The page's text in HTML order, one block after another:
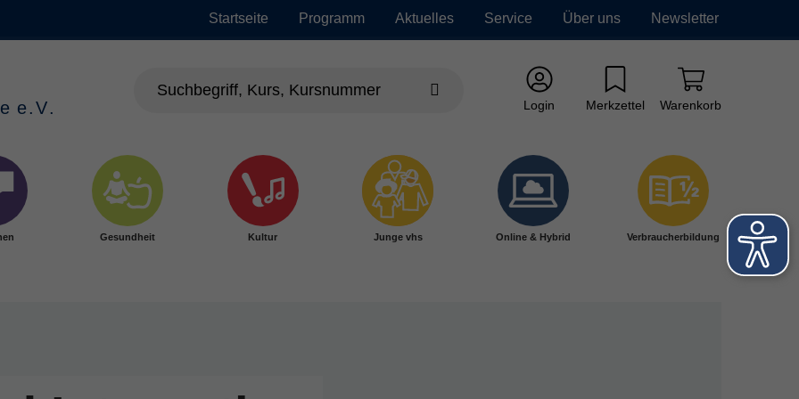
Startseite Programm Aktuelles Service Über uns Newsletter
Login Merkzettel Warenkorb
Gesundheit Kultur Junge vhs Online & Hybrid Verbraucherbildung